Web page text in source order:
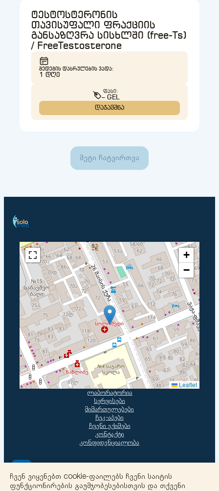
ტესტოსტერონის
თავისუფალი ფრაქციის
განსაზღვრა სისხლში (free-Ts)
/ FreeTestosterone
ᲨᲔᲓᲔᲒᲘᲡ ᲓᲐᲡᲠᲣᲚᲔᲑᲘᲡ ᲕᲐᲓᲐ:
1 ᲓᲦᲔ
ᲤᲐᲡᲘ:
– GEL
დაჯავშნა
მეტი ჩატვირთვა
+
−
Leaflet
ლაბორატორია
სერვისები
მიმართულებები
ჩეკ-აპები
ჩვენი ექიმები
კონტაქტი
კონფიდენციალობა
ჩვენ ვიყენებთ cookie-ფაილებს ჩვენი საიტის
ფუნქციონირების გაუმჯობესებისთვის და თქვენი